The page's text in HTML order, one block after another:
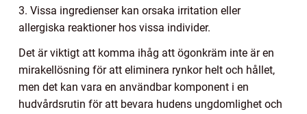
3. Vissa ingredienser kan orsaka irritation eller
allergiska reaktioner hos vissa individer.
Det är viktigt att komma ihåg att ögonkräm inte är en
mirakellösning för att eliminera rynkor helt och hållet,
men det kan vara en användbar komponent i en
hudvårdsrutin för att bevara hudens ungdomlighet och